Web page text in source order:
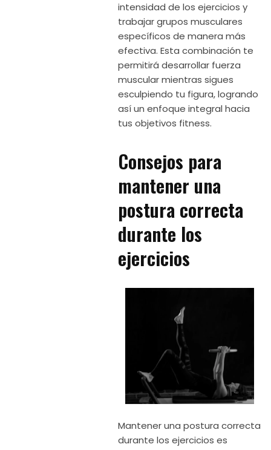
intensidad de los ejercicios y
trabajar grupos musculares
específicos de manera más
efectiva. Esta combinación te
permitirá desarrollar fuerza
muscular mientras sigues
esculpiendo tu figura, logrando
así un enfoque integral hacia
tus objetivos fitness.
Consejos para
mantener una
postura correcta
durante los
ejercicios
Mantener una postura correcta
durante los ejercicios es